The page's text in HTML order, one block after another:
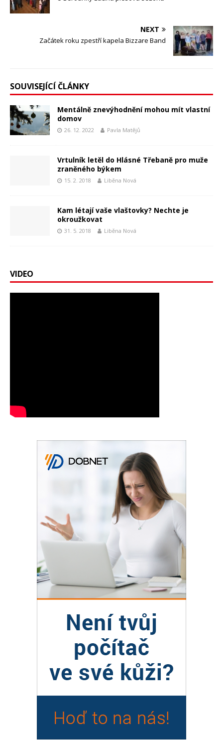
NEXT
Začátek roku zpestří kapela Bizzare Band
SOUVISEJÍCÍ ČLÁNKY
Mentálně znevýhodnění mohou mít vlastní
domov
26. 12. 2022 Pavla Matějů
Vrtulník letěl do Hlásné Třebaně pro muže
zraněného býkem
15. 2. 2018 Liběna Nová
Kam létají vaše vlaštovky? Nechte je
okroužkovat
31. 5. 2018 Liběna Nová
VIDEO